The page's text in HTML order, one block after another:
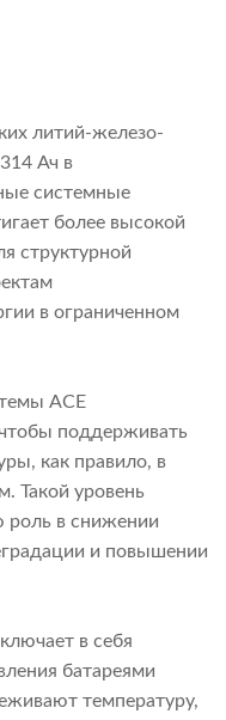
литий-железо-
Ач в
системные
более высокой
структурной
в ограниченном
ACE
поддерживать
как правило, в
Такой уровень
в снижении
и повышении
в себя
батареями
температуру,